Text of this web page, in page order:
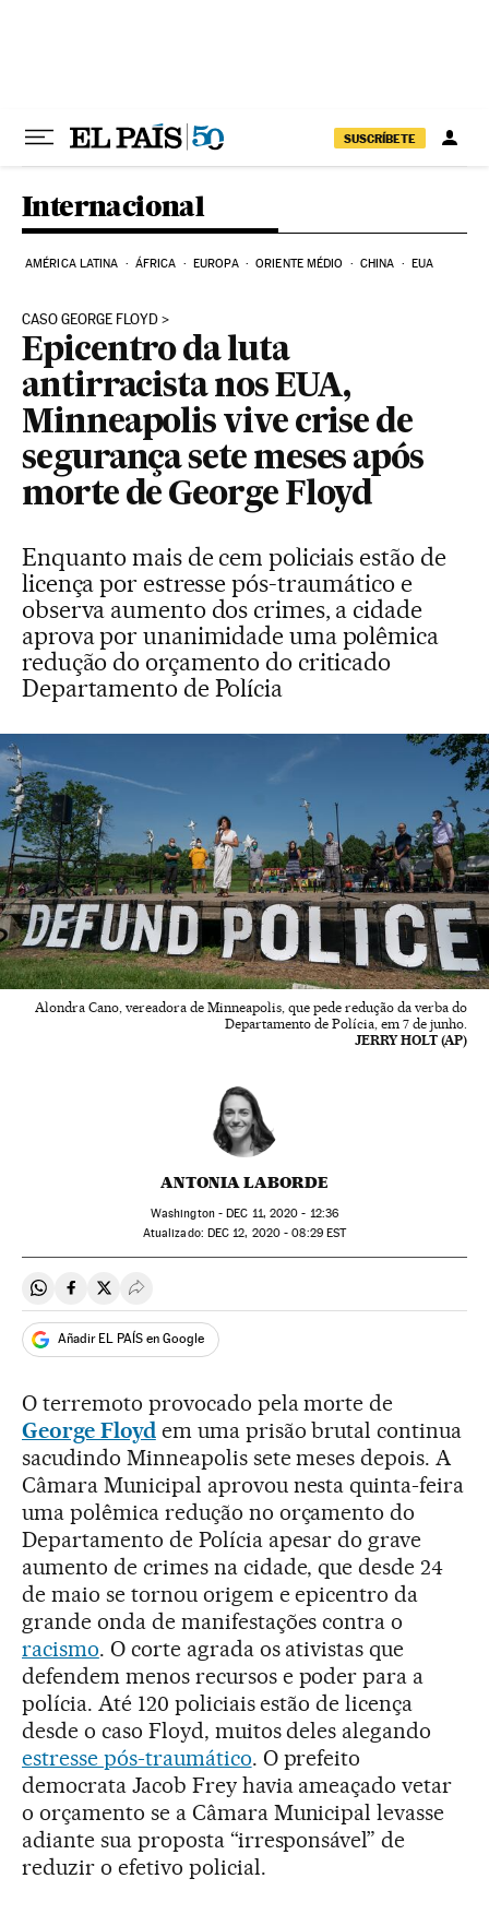
SUSCRÍBETE
Internacional
AMÉRICA LATINA ÁFRICA EUROPA ORIENTE MÉDIO CHINA EUA
CASO GEORGE FLOYD
Epicentro da luta
antirracista nos EUA,
Minneapolis vive crise de
segurança sete meses após
morte de George Floyd
Enquanto mais de cem policiais estão de
licença por estresse pós-traumático e
observa aumento dos crimes, a cidade
aprova por unanimidade uma polêmica
redução do orçamento do criticado
Departamento de Polícia
Alondra Cano, vereadora de Minneapolis, que pede redução da verba do
Departamento de Polícia, em 7 de junho.
JERRY HOLT (AP)
ANTONIA LABORDE
Washington -DEC 11, 2020 - 12:36
atualizado: DEC 12, 2020 - 08:29EST
Compartir en Whatsapp
Compartir en Facebook
Compartir en Twitter
Desplegar Redes Sociales
Añadir EL PAÍS en Google
O terremoto provocado pela morte de
George Floyd em uma prisão brutal continua
sacudindo Minneapolis sete meses depois. A
Câmara Municipal aprovou nesta quinta-feira
uma polêmica redução no orçamento do
Departamento de Polícia apesar do grave
aumento de crimes na cidade, que desde 24
de maio se tornou origem e epicentro da
grande onda de manifestações contra o
racismo. O corte agrada os ativistas que
defendem menos recursos e poder para a
polícia. Até 120 policiais estão de licença
desde o caso Floyd, muitos deles alegando
estresse pós-traumático. O prefeito
democrata Jacob Frey havia ameaçado vetar
o orçamento se a Câmara Municipal levasse
adiante sua proposta “irresponsável” de
reduzir o efetivo policial.